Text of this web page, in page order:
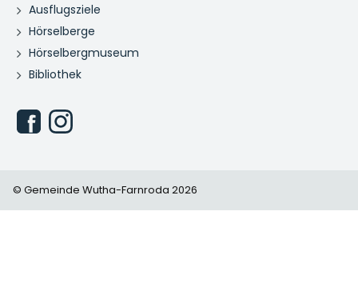
Ausflugsziele
Hörselberge
Hörselbergmuseum
Bibliothek
© Gemeinde Wutha-Farnroda 2026